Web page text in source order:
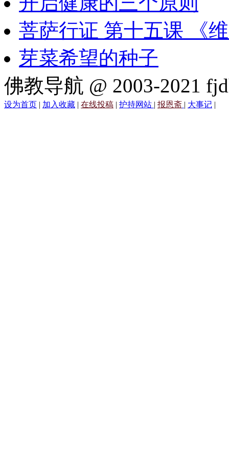
菩萨行证 第十五课 《
芽菜希望的种子
佛教导航 @ 2003-2021
设为首页 | 加入收藏 | 在线投稿 | 护持网站 | 报恩斋 | 大事记 |